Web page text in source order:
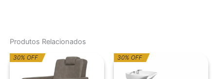
Produtos Relacionados
30% OFF
O
preço
original
O
preço
30% OFFO
preço
original
O
preço
atual